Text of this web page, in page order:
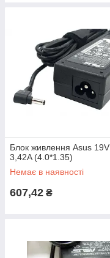
Блок живлення Asus 19V
3,42A (4.0*1.35)
Немає в наявності
607,42 ₴